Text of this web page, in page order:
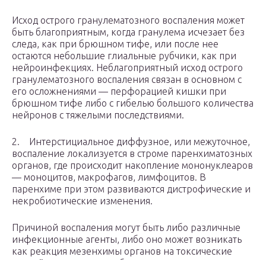
Исход острого гранулематозного воспаления может
быть благоприятным, когда гранулема исчезает без
следа, как при брюшном тифе, или после нее
остаются небольшие глиальные рубчики, как при
нейроинфекциях. Неблагоприятный исход острого
гранулематозного воспаления связан в основном с
его осложнениями — перфорацией кишки при
брюшном тифе либо с гибелью большого количества
нейронов с тяжелыми последствиями.
2. Интерстициальное диффузное, или межуточное,
воспаление локализуется в строме паренхиматозных
органов, где происходит накопление мононуклеаров
— моноцитов, макрофагов, лимфоцитов. В
паренхиме при этом развиваются дистрофические и
некробиотические изменения.
Причиной воспаления могут быть либо различные
инфекционные агенты, либо оно может возникать
как реакция мезенхимы органов на токсические